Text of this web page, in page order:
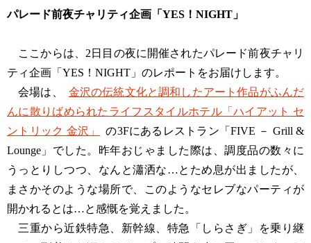
パレード前夜チャリティ企画「YES！NIGHT」
ここからは、2日目の夜に開催されたパレード前夜チャリ
ティ企画「YES！NIGHT」のレポートをお届けします。
会場は、
金沢の伝統文化と調和したアート作品がふんだ
んに散りばめられたライフスタイルホテル「ハイアット セ
ントリック 金沢」
の3Fにあるレストラン「FIVE － Grill &
Lounge」でした。昨年おじゃました際は、調度品の数々に
うっとりしつつ、なんと瀟洒な…とため息が出ましたが、
まさかそのような場所で、このようなセレブなパーティが
開かれるとは…と感慨を覚えました。
三重から近鉄特急、新幹線、特急「しらさぎ」を乗り継